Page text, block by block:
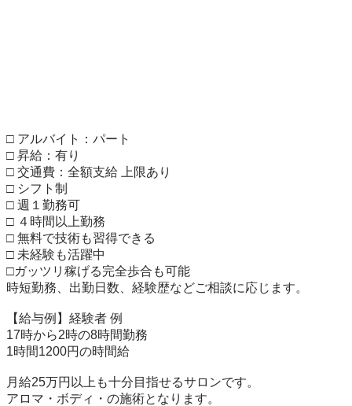
□ アルバイト：パート
□ 昇給：有り
□ 交通費：全額支給 上限あり
□ シフト制
□ 週１勤務可
□ ４時間以上勤務
□ 無料で技術も習得できる
□ 未経験も活躍中
□ガッツリ稼げる完全歩合も可能
時短勤務、出勤日数、経験歴などご相談に応じます。
【給与例】経験者 例
17時から2時の8時間勤務
1時間1200円の時間給
月給25万円以上も十分目指せるサロンです。
アロマ・ボディ・の施術となります。